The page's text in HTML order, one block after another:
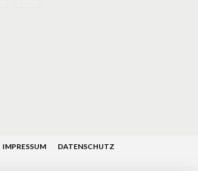
IMPRESSUM DATENSCHUTZ